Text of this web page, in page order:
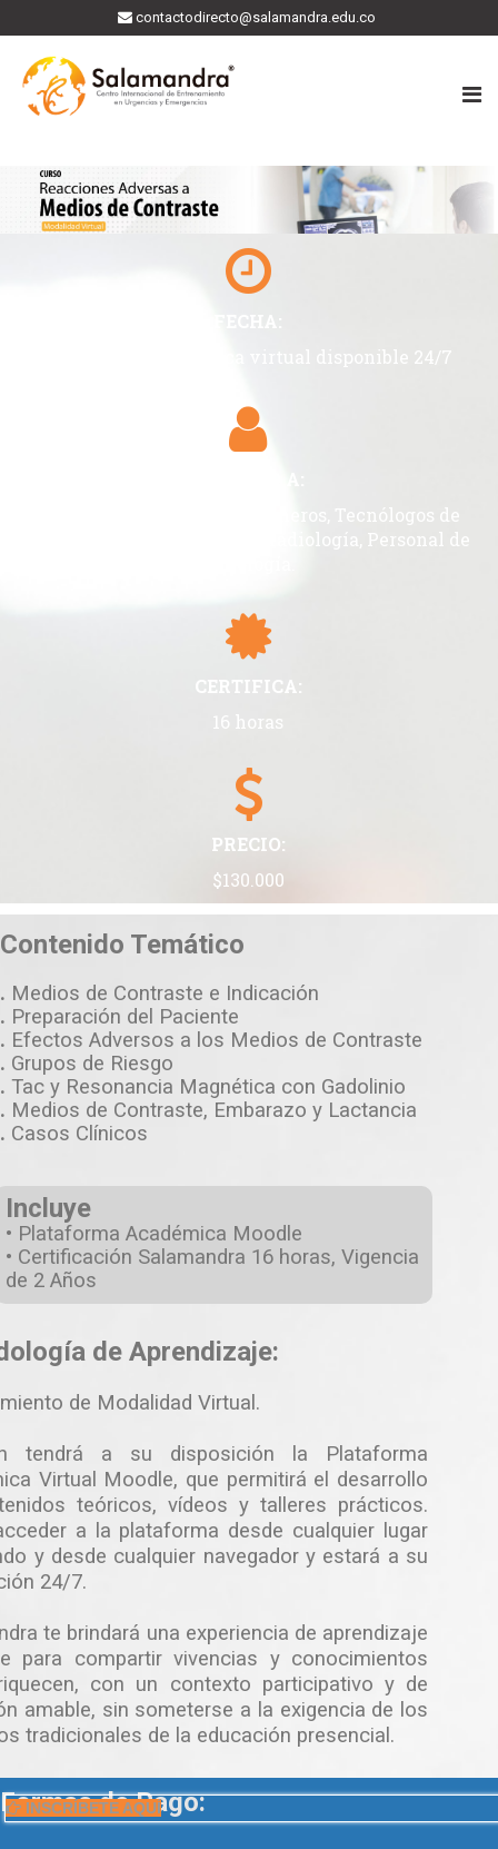
contactodirecto@salamandra.edu.co
Plataforma académica virtual disponible 24/7
Radiólogos, Médicos, Enfermeros, Tecnólogos de
imágenes diagnósticas y/o radiología, Personal de
CERTIFICA:
16 horas
PRECIO:
$130.000
Contenido Temático
. Medios de Contraste e Indicación
. Preparación del Paciente
. Efectos Adversos a los Medios de Contraste
. Grupos de Riesgo
. Tac y Resonancia Magnética con Gadolinio
. Medios de Contraste, Embarazo y Lactancia
. Casos Clínicos
Incluye
• Plataforma Académica Moodle
• Certificación Salamandra 16 horas, Vigencia
de 2 Años
de Aprendizaje:
de Modalidad Virtual.
tendrá a su disposición la Plataforma
Virtual Moodle, que permitirá el desarrollo
teóricos, vídeos y talleres prácticos.
a la plataforma desde cualquier lugar
y desde cualquier navegador y estará a su
24/7.
te brindará una experiencia de aprendizaje
para compartir vivencias y conocimientos
con un contexto participativo y de
amable, sin someterse a la exigencia de los
tradicionales de la educación presencial.
Formas de Pago:
INSCRÍBETE AQUÍ